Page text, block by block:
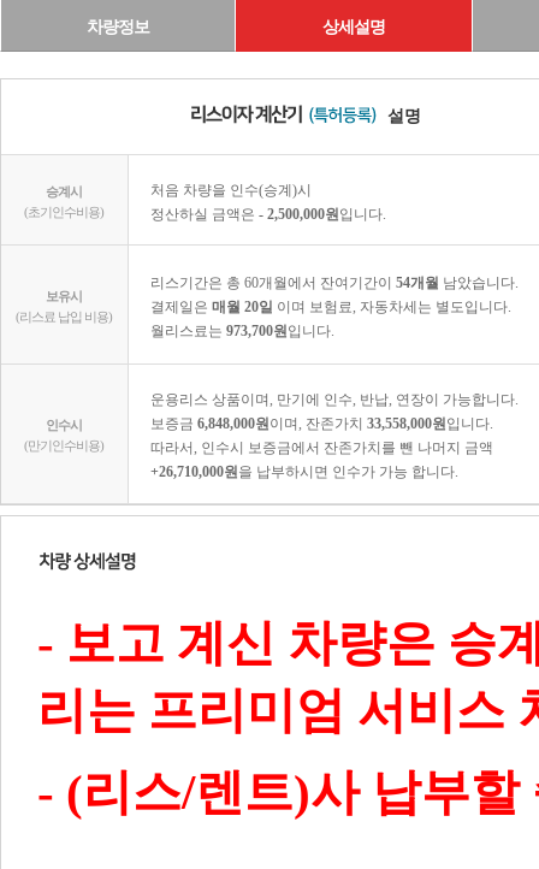
차량정보 상세설명
설명
승계시
(초기인수비용)
처음 차량을 인수(승계)시
정산하실 금액은 - 2,500,000원입니다.
보유시
(리스료 납입 비용)
리스기간은 총 60개월에서 잔여기간이 54개월 남았습니다.
결제일은 매월 20일 이며 보험료, 자동차세는 별도입니다.
월리스료는 973,700원입니다.
인수시
(만기인수비용)
운용리스 상품이며, 만기에 인수, 반납, 연장이 가능합니다.
보증금 6,848,000원이며, 잔존가치 33,558,000원입니다.
따라서, 인수시 보증금에서 잔존가치를 뺀 나머지 금액
+26,710,000원을 납부하시면 인수가 가능 합니다.
- 보고 계신 차량은 승
리는 프리미엄 서비스